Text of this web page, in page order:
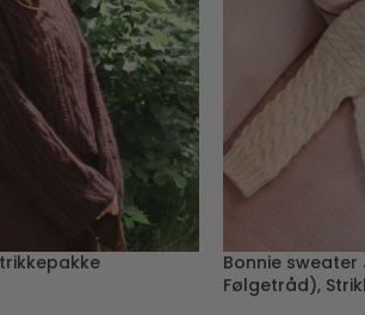
Bonnie sweater
Følgetråd),